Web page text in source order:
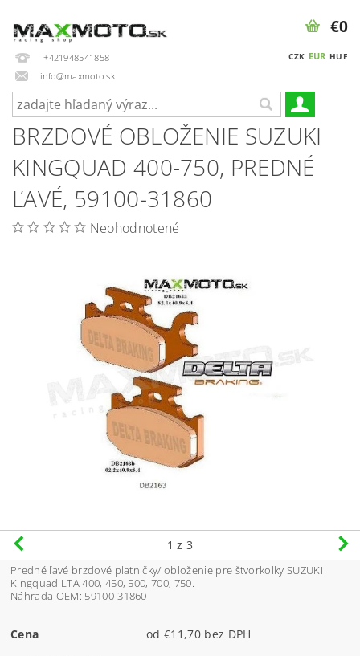
+421948541858
info@maxmoto.sk
CZK EUR HUF
€0
BRZDOVÉ OBLOŽENIE SUZUKI
KINGQUAD 400-750, PREDNÉ
ĽAVÉ, 59100-31860
Neohodnotené
1 z 3
Predné ľavé brzdové platničky/ obloženie pre štvorkolky SUZUKI
Kingquad LTA 400, 450, 500, 700, 750.
Náhrada OEM: 59100-31860
Cena od €11,70 bez DPH